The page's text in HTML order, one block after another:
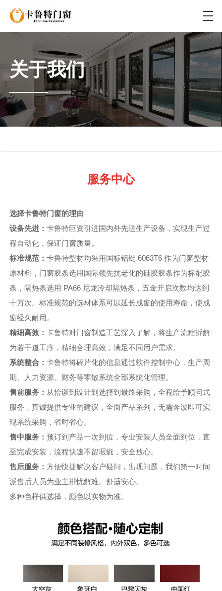
关于我们
服务中心
选择卡鲁特门窗的理由
设备先进：卡鲁特巨资引进国内外先进生产设备，实现生产过
程自动化，保证门窗质量。
标准规范：卡鲁特型材均采用国标铝锭 6063T6 作为门窗型材
原材料，门窗胶条选用国际领先抗老化的硅胶胶条作为标配胶
条，隔热条选用 PA66 尼龙冷却隔热条，五金开启次数均达到
十万次。标准规范的选材体系可以延长成窗的使用寿命，使成
窗经久耐用。
精细高效：卡鲁特对门窗制造工艺深入了解，将生产流程拆解
为若干道工序，精细合理高效，满足不同用户需求。
系统整合：卡鲁特将碎片化的信息通过软件控制中心，生产周
期、人力资源、财务等零散系统全部系统化管理。
售前服务： 从恰谈到设计到选择到最终采购，全程给予顾问式
服务，真诚提供专业的建议，全面产品系列，无需奔波即可实
现系统采购，省时省心。
售中服务：预订到产品一次到位，专业安装人员全面到位，直
至完成安装，流程快速不留瑕疵，安全放心。
售后服务：方便快捷解决客户疑问，出现问题，我们第一时间
派售后人员为业主排忧解难。舒适安心。
多种色样供选择，颜色以实物为准。